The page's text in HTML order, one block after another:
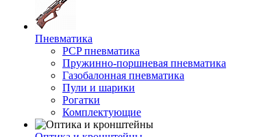
Пневматика
PCP пневматика
Пружинно-поршневая пневматика
Газобалонная пневматика
Пули и шарики
Рогатки
Комплектующие